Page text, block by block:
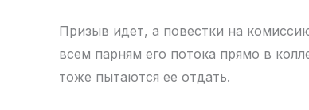
Призыв идет, а повестки на
всем парням его потока прямо в
тоже пытаются ее отдать.